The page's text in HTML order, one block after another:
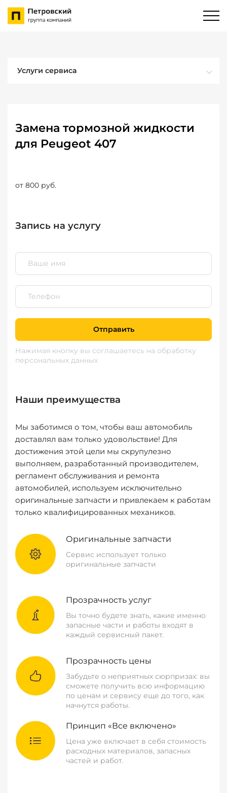
Услуги сервиса
Замена тормозной жидкости
для Peugeot 407
от 800 руб.
Запись на услугу
Отправить
Нажимая кнопку вы соглашаетесь на обработку
персональных данных
Наши преимущества
Мы заботимся о том, чтобы ваш автомобиль
доставлял вам только удовольствие! Для
достижения этой цели мы скрупулезно
выполняем, разработанный производителем,
регламент обслуживания и ремонта
автомобилей, используем исключительно
оригинальные запчасти и привлекаем к работам
только квалифицированных механиков.
Оригинальные запчасти
Сервис использует только
оригинальные запчасти
Прозрачность услуг
Вы точно будете знать, какие именно
запасные части и работы входят в
каждый сервисный пакет.
Прозрачность цены
Забудьте о неприятных сюрпризах: вы
сможете получить всю информацию
по ценам и сервису еще до того, как
начнутся работы.
Принцип «Все включено»
Цена уже включает в себя стоимость
расходных материалов, запасных
частей и работ.